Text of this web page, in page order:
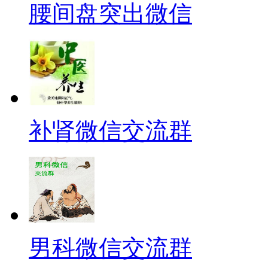
腰间盘突出微信
补肾微信交流群
男科微信交流群